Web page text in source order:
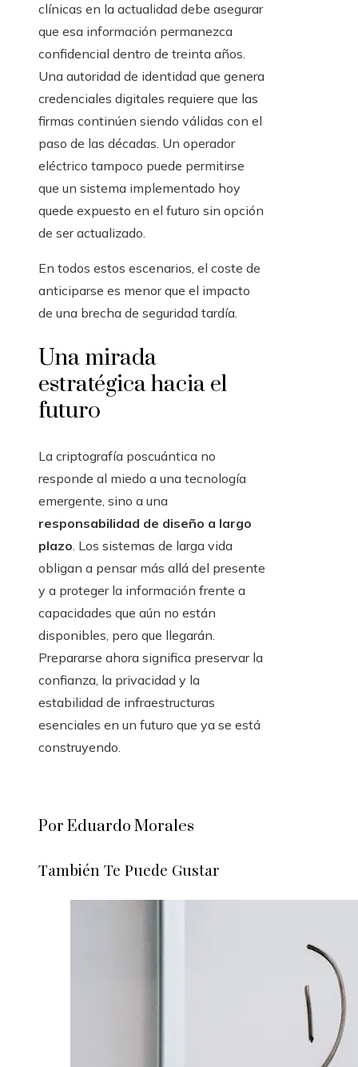
clínicas en la actualidad debe asegurar
que esa información permanezca
confidencial dentro de treinta años.
Una autoridad de identidad que genera
credenciales digitales requiere que las
firmas continúen siendo válidas con el
paso de las décadas. Un operador
eléctrico tampoco puede permitirse
que un sistema implementado hoy
quede expuesto en el futuro sin opción
de ser actualizado.
En todos estos escenarios, el coste de
anticiparse es menor que el impacto
de una brecha de seguridad tardía.
Una mirada
estratégica hacia el
futuro
La criptografía poscuántica no
responde al miedo a una tecnología
emergente, sino a una
responsabilidad de diseño a largo
plazo. Los sistemas de larga vida
obligan a pensar más allá del presente
y a proteger la información frente a
capacidades que aún no están
disponibles, pero que llegarán.
Prepararse ahora significa preservar la
confianza, la privacidad y la
estabilidad de infraestructuras
esenciales en un futuro que ya se está
construyendo.
Por Eduardo Morales
También Te Puede Gustar